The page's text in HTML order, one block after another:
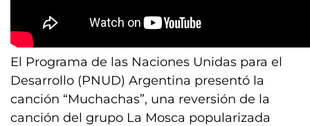
El Programa de las Naciones Unidas para el
Desarrollo (PNUD) Argentina presentó la
canción “Muchachas”, una reversión de la
canción del grupo La Mosca popularizada